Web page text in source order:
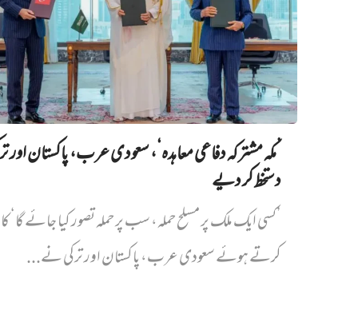
’مکہ مشترکہ دفاعی معاہدہ‘، سعودی عرب، پاکستان
دستخط کر دیے
’کسی ایک ملک پر مسلح حملہ، سب پر حملہ تصور کیا جائے گا‘
کرتے ہوئے سعودی عرب، پاکستان اور ترکی نے...